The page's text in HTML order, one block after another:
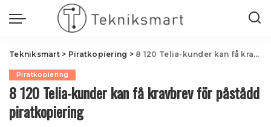
Tekniksmart> Piratkopiering > 8 120 Telia-kunder kan få kravbrev för påstådd piratkopiering
Piratkopiering
8 120 Telia-kunder kan få kravbrev för påstådd
piratkopiering